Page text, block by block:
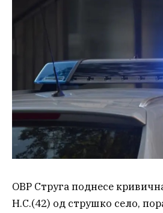
ОВР Струга поднесе
Н.С.(42) од струшко село,